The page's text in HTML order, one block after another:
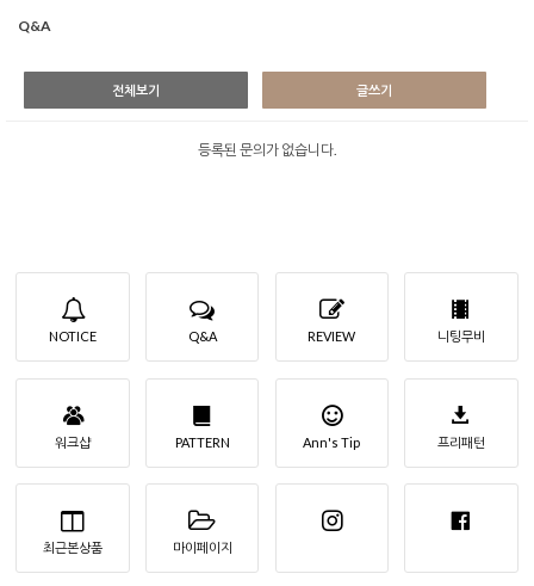
Q&A
전체보기 글쓰기
등록된 문의가 없습니다.
NOTICE Q&A REVIEW 니팅무비
워크샵 PATTERN Ann's Tip 프리패턴
최근본상품 마이페이지